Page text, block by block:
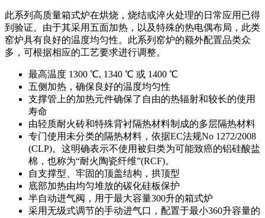
此系列高质量箱式炉在烘烧，烧结或淬火处理的日常应用已得
到验证。由于其采用五面加热，以及特殊的热电偶布局，此类
窑炉具有良好的温度均匀性。此系列窑炉的额外配置品类众
多，可根据相应的工艺要求进行调整。
最高温度 1300 ℃, 1340 ℃ 或 1400 ℃
五侧加热，确保良好的温度均匀性
支撑管上的加热元件确保了自由的热辐射和较长的使用
寿命
由轻质耐火砖和特殊背衬隔热材料制成的多层隔热材料
专门使用未分类的隔热材料，依据EC法规No 1272/2008
(CLP)。这明确表示不使用被归类为可能致癌的铝硅酸盐
棉，也称为“耐火陶瓷纤维”(RCF)。
自支撑型、牢固的顶盖结构，拱顶型
底部加热由均匀堆放的碳化硅板保护
半自动进气阀，用于最大容量300升的箱式炉
采用无级式调节的手动进气口，配置于最小360升容量的